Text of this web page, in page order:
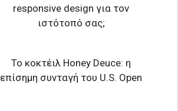
responsive design για τον
ιστότοπό σας;
Το κοκτέιλ Honey Deuce: η
επίσημη συνταγή του U.S. Open